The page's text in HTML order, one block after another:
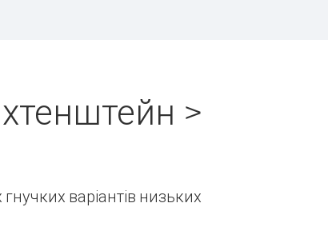
>
варіантів низьких